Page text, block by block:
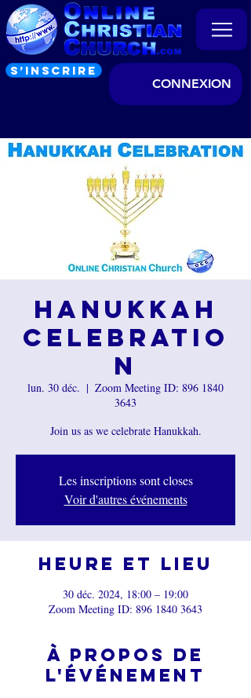
S’INSCRIRE
CONNEXION
Hanukkah
Celebratio
n
lun. 30 déc.
  |
Zoom Meeting ID: 896 1840
3643
Join us as we celebrate Hanukkah.
Les inscriptions sont closes
Voir d'autres événements
Heure et lieu
30 déc. 2024, 18:00 – 19:00
Zoom Meeting ID: 896 1840 3643
À propos de
l'événement